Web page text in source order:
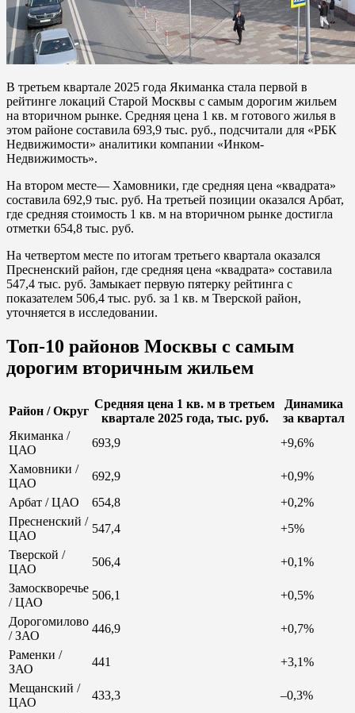
В третьем квартале 2025 года Якиманка стала первой в
рейтинге локаций Старой Москвы с самым дорогим жильем
на вторичном рынке. Средняя цена 1 кв. м готового жилья в
этом районе составила 693,9 тыс. руб., подсчитали для «РБК
Недвижимости» аналитики компании «Инком-
Недвижимость».
На втором месте— Хамовники, где средняя цена «квадрата»
составила 692,9 тыс. руб. На третьей позиции оказался Арбат,
где средняя стоимость 1 кв. м на вторичном рынке достигла
отметки 654,8 тыс. руб.
На четвертом месте по итогам третьего квартала оказался
Пресненский район, где средняя цена «квадрата» составила
547,4 тыс. руб. Замыкает первую пятерку рейтинга с
показателем 506,4 тыс. руб. за 1 кв. м Тверской район,
уточняется в исследовании.
Топ-10 районов Москвы с самым
дорогим вторичным жильем
Район / Округ
Средняя цена 1 кв. м в третьем
квартале 2025 года, тыс. руб.
Динамика
за квартал
Якиманка /
ЦАО
693,9
+9,6%
Хамовники /
ЦАО
692,9
+0,9%
Арбат / ЦАО
654,8
+0,2%
Пресненский /
ЦАО
547,4
+5%
Тверской /
ЦАО
506,4
+0,1%
Замоскворечье
/ ЦАО
506,1
+0,5%
Дорогомилово
/ ЗАО
446,9
+0,7%
Раменки /
ЗАО
441
+3,1%
Мещанский /
ЦАО
433,3
–0,3%